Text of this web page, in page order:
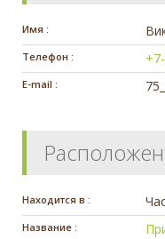
Имя :
Телефон :
E-mail :
Находится в :
Название :